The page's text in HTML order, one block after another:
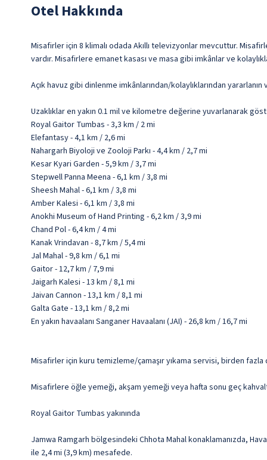
Otel Hakkında
Misafirler için 8 klimalı odada Akıllı televizyonlar mevcuttur.
vardır. Misafirlere emanet kasası ve masa gibi imkânlar ve
Açık havuz gibi dinlenme imkânlarından/kolaylıklarından yararlanın
Uzaklıklar en yakın 0.1 mil ve kilometre değerine yuvarlanarak
Royal Gaitor Tumbas - 3,3 km / 2 mi
Elefantasy - 4,1 km / 2,6 mi
Nahargarh Biyoloji ve Zooloji Parkı - 4,4 km / 2,7 mi
Kesar Kyari Garden - 5,9 km / 3,7 mi
Stepwell Panna Meena - 6,1 km / 3,8 mi
Sheesh Mahal - 6,1 km / 3,8 mi
Amber Kalesi - 6,1 km / 3,8 mi
Anokhi Museum of Hand Printing - 6,2 km / 3,9 mi
Chand Pol - 6,4 km / 4 mi
Kanak Vrindavan - 8,7 km / 5,4 mi
Jal Mahal - 9,8 km / 6,1 mi
Gaitor - 12,7 km / 7,9 mi
Jaigarh Kalesi - 13 km / 8,1 mi
Jaivan Cannon - 13,1 km / 8,1 mi
Galta Gate - 13,1 km / 8,2 mi
En yakın havaalanı Sanganer Havaalanı (JAI) - 26,8 km / 16,7 mi
Misafirler için kuru temizleme/çamaşır yıkama servisi, birden
Misafirlere öğle yemeği, akşam yemeği veya hafta sonu geç
Royal Gaitor Tumbas yakınında
Jamwa Ramgarh bölgesindeki Chhota Mahal konaklamanızda,
ile 2,4 mi (3,9 km) mesafede.